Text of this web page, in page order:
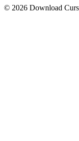
© 2026 Download